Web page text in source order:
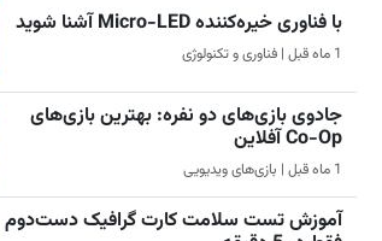
با فناوری خیره‌کننده Micro-LED آشنا شوید
1 ماه قبل | فناوری و تکنولوژی
جادوی بازی‌های دو نفره: بهترین بازی‌های
Co-Op آفلاین
1 ماه قبل | بازی‌های ویدیویی
آموزش تست سلامت کارت گرافیک دست‌دوم